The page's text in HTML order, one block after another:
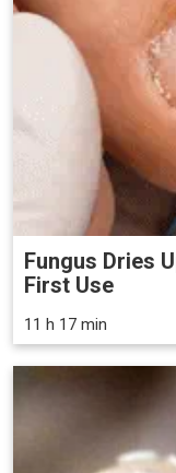
Fungus Dries
First Use
11 h 17 min